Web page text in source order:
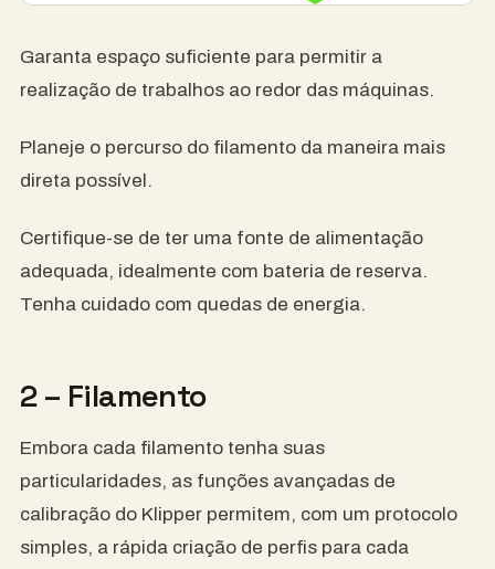
Garanta espaço suficiente para permitir a
realização de trabalhos ao redor das máquinas.
Planeje o percurso do filamento da maneira mais
direta possível.
Certifique-se de ter uma fonte de alimentação
adequada, idealmente com bateria de reserva.
Tenha cuidado com quedas de energia.
2 – Filamento
Embora cada filamento tenha suas
particularidades, as funções avançadas de
calibração do Klipper permitem, com um protocolo
simples, a rápida criação de perfis para cada